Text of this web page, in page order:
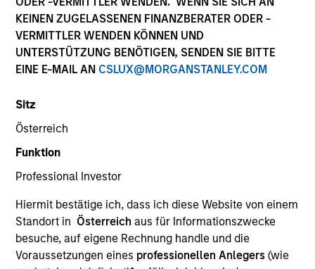
KEINEN ZUGELASSENEN FINANZBERATER ODER -
VERMITTLER WENDEN KÖNNEN UND
UNTERSTÜTZUNG BENÖTIGEN, SENDEN SIE BITTE
EINE E-MAIL AN CSLUX@MORGANSTANLEY.COM
Sitz
Österreich
Funktion
Professional Investor
Hiermit bestätige ich, dass ich diese Website von einem
Standort in Österreich aus für Informationszwecke
besuche, auf eigene Rechnung handle und die
Voraussetzungen eines professionellen Anlegers(wie
Die Wertentwicklung in der Vergangenheit ist kein
verlässlicher Indikator für die künftige Wertentwicklung.
Die Rendite kann infolge von Währungsschwankungen
steigen oder sinken. Alle Performanceangaben werden auf
Basis der Nettoinventarwerte (NIW) berechnet. Alle
Stanley Investment Management.
Klicken Sie auf den Fondsnamen, um Informationen über
die Renditen des Kalenderjahres zu erhalten.
*Basiswährung des Fonds
Dieses Material enthält Informationen über die Teilfonds